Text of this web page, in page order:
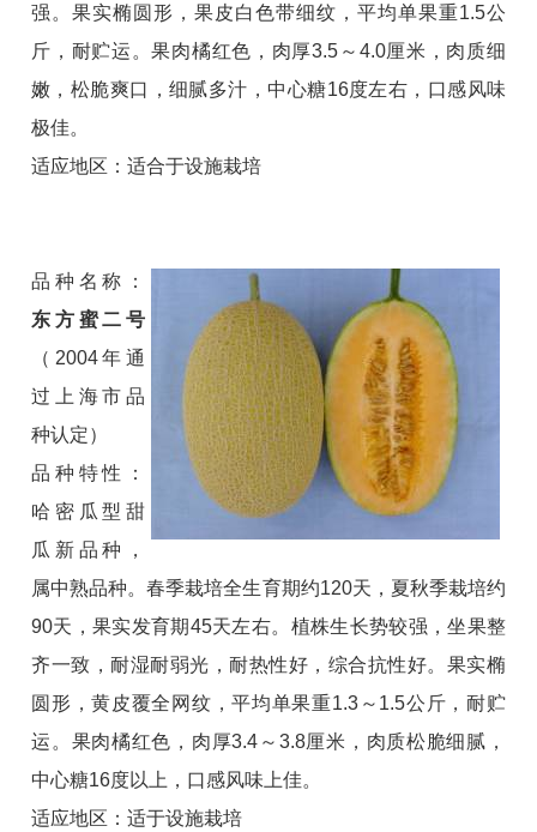
强。果实椭圆形，果皮白色带细纹，平均单果重1.5公
斤，耐贮运。果肉橘红色，肉厚3.5～4.0厘米，肉质细
嫩，松脆爽口，细腻多汁，中心糖16度左右，口感风味
极佳。
适应地区：适合于设施栽培
品种名称：
东方蜜二号
（2004年通
过上海市品
种认定）
品种特性：
哈密瓜型甜
瓜新品种，
属中熟品种。春季栽培全生育期约120天，夏秋季栽培约
90天，果实发育期45天左右。植株生长势较强，坐果整
齐一致，耐湿耐弱光，耐热性好，综合抗性好。果实椭
圆形，黄皮覆全网纹，平均单果重1.3～1.5公斤，耐贮
运。果肉橘红色，肉厚3.4～3.8厘米，肉质松脆细腻，
中心糖16度以上，口感风味上佳。
适应地区：适于设施栽培